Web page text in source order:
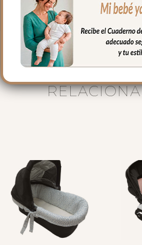
Alto de capazo: 23cm.